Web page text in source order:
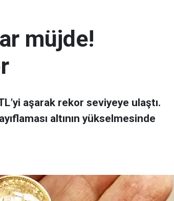
müjde!
aşarak rekor seviyeye ulaştı.
altının yükselmesinde